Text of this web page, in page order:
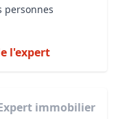
personnes
l'expert
immobilier